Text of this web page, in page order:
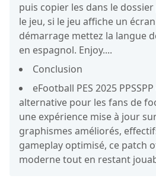
puis copier les dans le
le jeu, si le jeu affiche un
démarrage mettez la langue
en espagnol. Enjoy....
Conclusion
eFootball PES 2025
alternative pour les fans de
une expérience mise à jour
graphismes améliorés,
gameplay optimisé, ce patch
moderne tout en restant